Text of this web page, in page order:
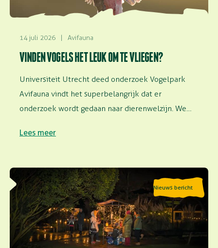
14 juli 2026 | Avifauna
VINDEN VOGELS HET LEUK OM TE VLIEGEN?
Universiteit Utrecht deed onderzoek Vogelpark
Avifauna vindt het superbelangrijk dat er
onderzoek wordt gedaan naar dierenwelzijn. We
Lees meer
Nieuws bericht
Lees meer over Speciale avondopenstelling: Geluiden
van de nacht